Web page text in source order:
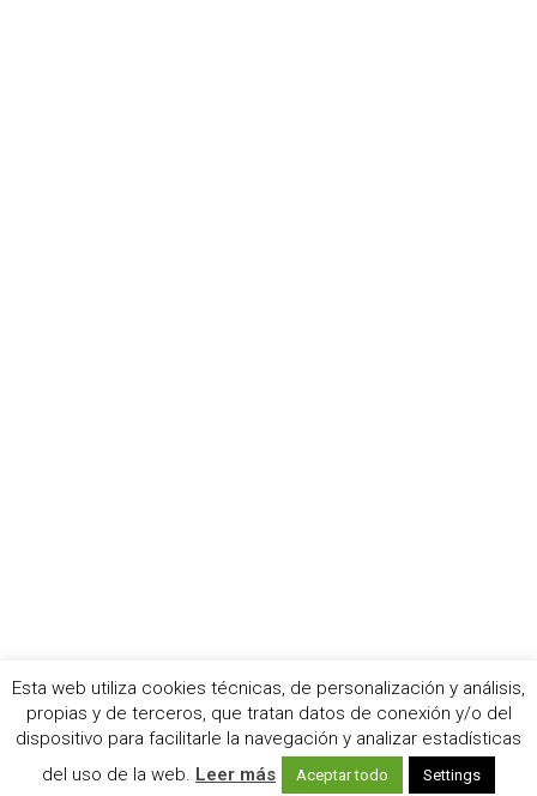
© 2021 Living Backstage
Política de cookies
Contacto
Publicidad
Esta web utiliza cookies técnicas, de personalización y análisis,
propias y de terceros, que tratan datos de conexión y/o del
dispositivo para facilitarle la navegación y analizar estadísticas
del uso de la web. Leer más Aceptar todo Settings